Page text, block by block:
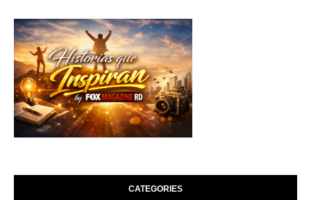
CATEGORIES